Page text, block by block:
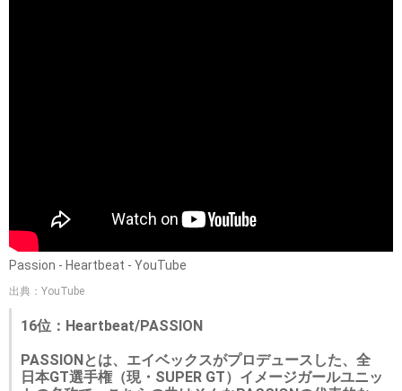
Passion - Heartbeat - YouTube
出典：YouTube
16位：Heartbeat/PASSION
PASSIONとは、エイベックスがプロデュースした、全
日本GT選手権（現・SUPER GT）イメージガールユニッ